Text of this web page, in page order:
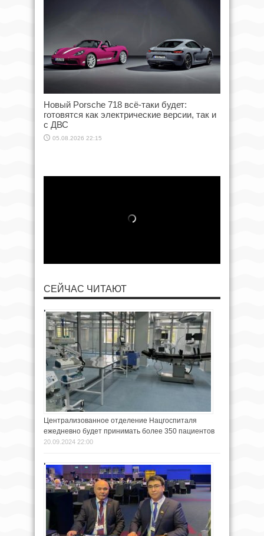
Новый Porsche 718 всё-таки будет:
готовятся как электрические версии, так и
с ДВС
05.08.2026 22:15
СЕЙЧАС ЧИТАЮТ
Централизованное отделение Нацгоспиталя
ежедневно будет принимать более 350 пациентов
20.09.2024 22:00